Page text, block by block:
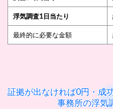
浮気調査1日当たり
最終的に必要な金額
証拠が出なければ0円・成
事務所の浮気